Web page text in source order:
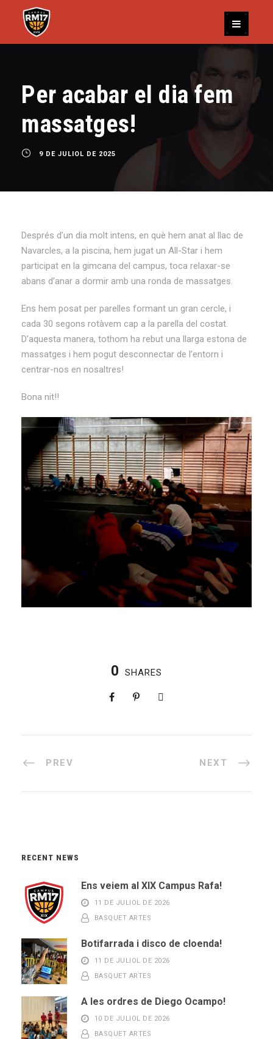
Per acabar el dia fem
massatges!
9 DE JULIOL DE 2025
Després d’un dia molt intens, en què hem anat al llac de
Navarcles, a la piscina, hem jugat un All-Star i hem
participat en la gimcana del campus, toca relaxar-se
abans d’anar a dormir amb una ronda de massatges.
Ens hem posat per parelles formant un gran cercle, i
cada 30 segons rotàvem cap a la parella del costat.
D’aquesta manera, tothom ha rebut una llarga estona de
massatges i hem pogut desconnectar de l’entorn i
centrar-nos en nosaltres!
Bona nit!!
0 SHARES
PREV NEXT
RECENT NEWS
Ens veiem al XIX Campus Rafa!
11 DE JULIOL DE 2026
BASQUET ARTES
Botifarrada i disco de cloenda!
11 DE JULIOL DE 2026
BASQUET ARTES
A les ordres de Diego Ocampo!
10 DE JULIOL DE 2026
BASQUET ARTES